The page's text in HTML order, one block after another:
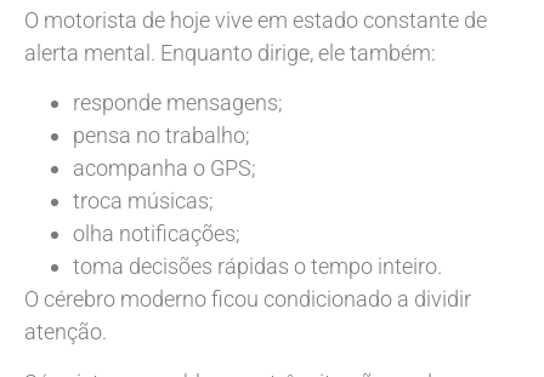
O motorista de hoje vive em estado constante de
alerta mental. Enquanto dirige, ele também:
responde mensagens;
pensa no trabalho;
acompanha o GPS;
troca músicas;
olha notificações;
toma decisões rápidas o tempo inteiro.
O cérebro moderno ficou condicionado a dividir
atenção.